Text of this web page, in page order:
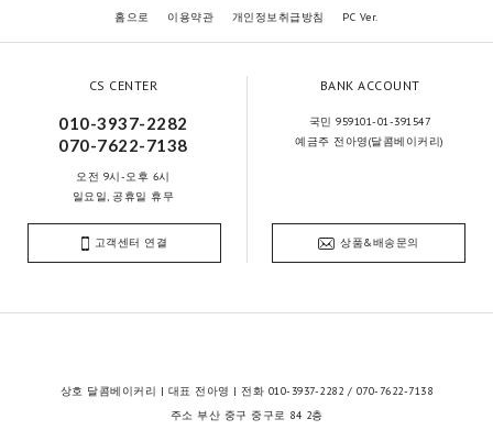
홈으로 이용약관 개인정보취급방침 PC Ver.
CS CENTER
010-3937-2282
070-7622-7138
오전 9시-오후 6시
일요일, 공휴일 휴무
BANK ACCOUNT
국민 959101-01-391547
예금주 전아영(달콤베이커리)
고객센터 연결 상품&배송문의
상호 달콤베이커리 | 대표 전아영 | 전화 010-3937-2282 / 070-7622-7138
주소 부산 중구 중구로 84 2층